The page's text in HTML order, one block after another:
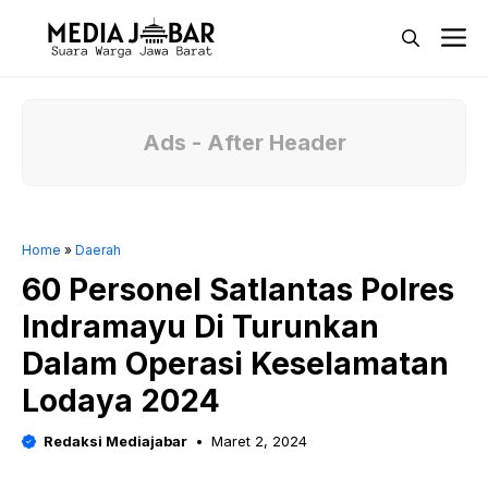
Ads - After Header
Home » Daerah
60 Personel Satlantas Polres
Indramayu Di Turunkan
Dalam Operasi Keselamatan
Lodaya 2024
Redaksi Mediajabar Maret 2, 2024